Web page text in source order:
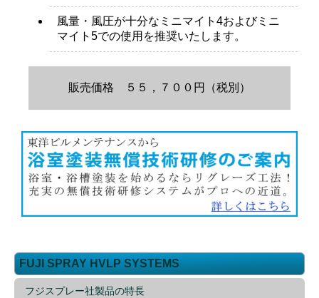
風量・風圧が十分なミニマイト4およびミニ
マイト5での使用を推奨いたします。
販売価格 ５５，７００円（税別）
FUJI SPRAY HVLP SYSTEMS
フジスプレー社製品の特長